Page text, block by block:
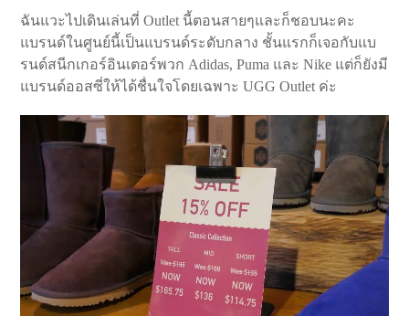
ฉันแวะไปเดินเล่นที่ Outlet นี้ตอนสายๆและก็ชอบนะคะ
แบรนด์ในศูนย์นี้เป็นแบรนด์ระดับกลาง ชั้นแรกก็เจอกับแบ
รนด์สนีกเกอร์อินเตอร์พวก Adidas, Puma และ Nike แต่ก็ยังมี
แบรนด์ออสซี่ให้ได้ชื่นใจโดยเฉพาะ UGG Outlet ค่ะ